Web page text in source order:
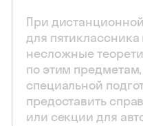
При
для пятиклассника
несложные
по этим
специальной
предоставить
или секции для